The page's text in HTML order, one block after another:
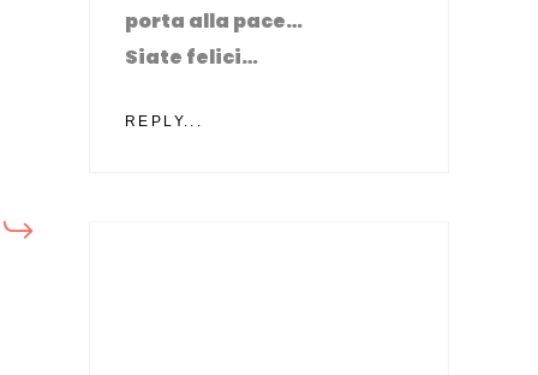
porta alla pace…
Siate felici…
REPLY...